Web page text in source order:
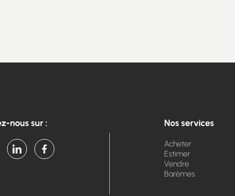
nous sur : Nos services
Acheter
Estimer
Vendre
Barèmes